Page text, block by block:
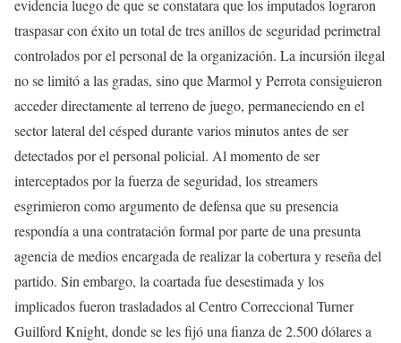
evidencia luego de que se constatara que los imputados lograron
traspasar con éxito un total de tres anillos de seguridad perimetral
controlados por el personal de la organización. La incursión ilegal
no se limitó a las gradas, sino que Marmol y Perrota consiguieron
acceder directamente al terreno de juego, permaneciendo en el
sector lateral del césped durante varios minutos antes de ser
detectados por el personal policial. Al momento de ser
interceptados por la fuerza de seguridad, los streamers
esgrimieron como argumento de defensa que su presencia
respondía a una contratación formal por parte de una presunta
agencia de medios encargada de realizar la cobertura y reseña del
partido. Sin embargo, la coartada fue desestimada y los
implicados fueron trasladados al Centro Correccional Turner
Guilford Knight, donde se les fijó una fianza de 2.500 dólares a